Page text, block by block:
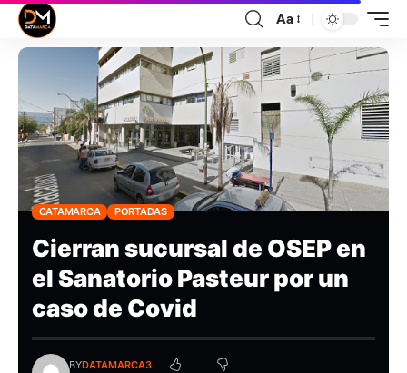
Aa
CATAMARCA PORTADAS
Cierran sucursal de OSEP en
el Sanatorio Pasteur por un
caso de Covid
BYDATAMARCA3